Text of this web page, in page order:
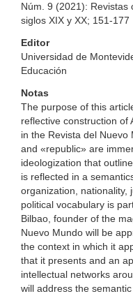
Núm. 9 (2021): Revistas
siglos XIX y XX; 151-177
Editor
Universidad de
Educación
Notas
The purpose of this
reflective construction of
in the Revista del
and «republic» are
ideologization that
is reflected in a
organization, nationality,
political vocabulary is
Bilbao, founder of the
Nuevo Mundo will be
the context in which it
that it presents and an
intellectual networks
will address the